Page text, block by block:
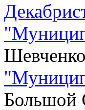
"
"
Большой